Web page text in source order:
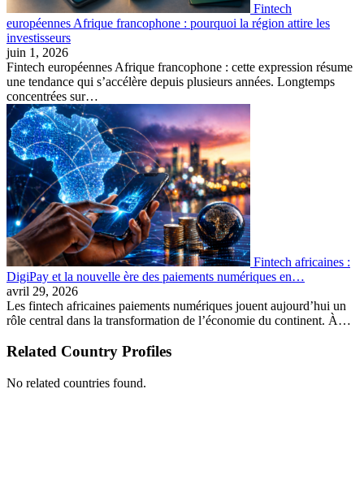
Fintech
européennes Afrique francophone : pourquoi la région attire les
investisseurs
juin 1, 2026
Fintech européennes Afrique francophone : cette expression résume
une tendance qui s’accélère depuis plusieurs années. Longtemps
concentrées sur…
Fintech africaines :
DigiPay et la nouvelle ère des paiements numériques en…
avril 29, 2026
Les fintech africaines paiements numériques jouent aujourd’hui un
rôle central dans la transformation de l’économie du continent. À…
Related Country Profiles
No related countries found.